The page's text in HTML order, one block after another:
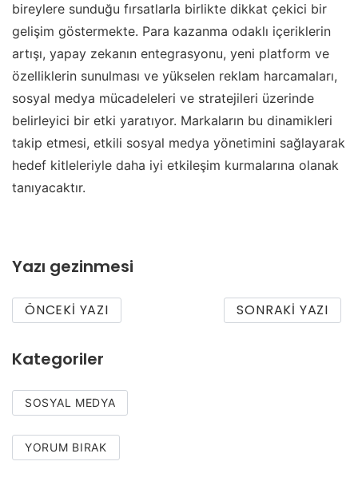
bireylere sunduğu fırsatlarla birlikte dikkat çekici bir
gelişim göstermekte. Para kazanma odaklı içeriklerin
artışı, yapay zekanın entegrasyonu, yeni platform ve
özelliklerin sunulması ve yükselen reklam harcamaları,
sosyal medya mücadeleleri ve stratejileri üzerinde
belirleyici bir etki yaratıyor. Markaların bu dinamikleri
takip etmesi, etkili sosyal medya yönetimini sağlayarak
hedef kitleleriyle daha iyi etkileşim kurmalarına olanak
tanıyacaktır.
Yazı gezinmesi
ÖNCEKI YAZI SONRAKI YAZI
Kategoriler
SOSYAL MEDYA
YORUM BIRAK